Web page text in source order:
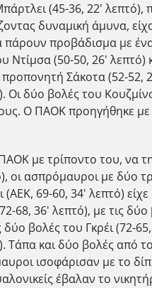
(45-36, 22' λεπτό),
δυναμική άμυνα,
πάρουν προβάδισμα με
(50-50, 26' λεπτό)
Σάκοτα (52-52,
δύο βολές του
Ο ΠΑΟΚ προηγήθηκε με
με τρίποντο του, να
οι ασπρόμαυροι με δύο
69-60, 34' λεπτό)
68, 36' λεπτό), με τις δύο
βολές του Γκρέι (72-
και δύο βολές από
ισοφάρισαν με το
έβαλαν το